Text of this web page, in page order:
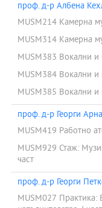
проф. д-р Албена
MUSM214 Камерна
MUSM314 Камерна
MUSM383 Вокални и
MUSM384 Вокални и
MUSM385 Вокални и
проф. д-р Георги
MUSM419 Работно
MUSM929 Стаж:
част
проф. д-р Георги
MUSM027 Практика: